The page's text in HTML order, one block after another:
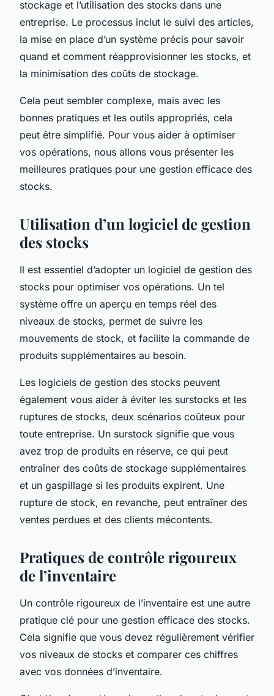
stockage et l’utilisation des stocks dans une
entreprise. Le processus inclut le suivi des articles,
la mise en place d’un système précis pour savoir
quand et comment réapprovisionner les stocks, et
la minimisation des coûts de stockage.
Cela peut sembler complexe, mais avec les
bonnes pratiques et les outils appropriés, cela
peut être simplifié. Pour vous aider à optimiser
vos opérations, nous allons vous présenter les
meilleures pratiques pour une gestion efficace des
stocks.
Utilisation d’un logiciel de gestion
des stocks
Il est essentiel d’adopter un logiciel de gestion des
stocks pour optimiser vos opérations. Un tel
système offre un aperçu en temps réel des
niveaux de stocks, permet de suivre les
mouvements de stock, et facilite la commande de
produits supplémentaires au besoin.
Les logiciels de gestion des stocks peuvent
également vous aider à éviter les surstocks et les
ruptures de stocks, deux scénarios coûteux pour
toute entreprise. Un surstock signifie que vous
avez trop de produits en réserve, ce qui peut
entraîner des coûts de stockage supplémentaires
et un gaspillage si les produits expirent. Une
rupture de stock, en revanche, peut entraîner des
ventes perdues et des clients mécontents.
Pratiques de contrôle rigoureux
de l’inventaire
Un contrôle rigoureux de l’inventaire est une autre
pratique clé pour une gestion efficace des stocks.
Cela signifie que vous devez régulièrement vérifier
vos niveaux de stocks et comparer ces chiffres
avec vos données d’inventaire.